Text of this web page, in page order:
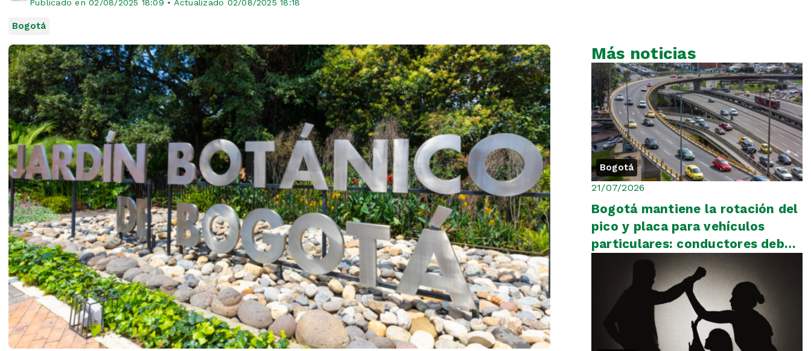
Publicado en 02/08/2025 18:09 • Actualizado 02/08/2025 18:18
Bogotá
Más noticias
Bogotá
21/07/2026
Bogotá mantiene la rotación del
pico y placa para vehículos
particulares: conductores deben
consultar el calendario o...